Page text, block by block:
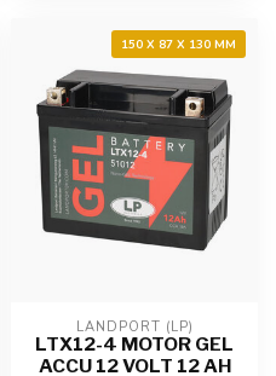
150 X 87 X 130 MM
LANDPORT (LP)
LTX12-4 MOTOR GEL
ACCU 12 VOLT 12 AH